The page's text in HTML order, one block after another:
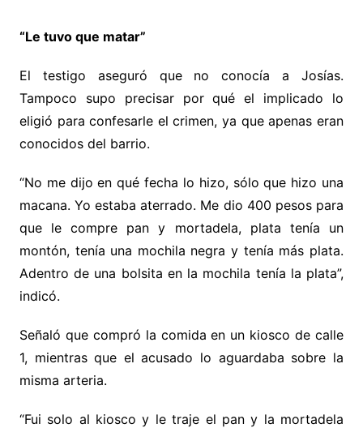
“Le tuvo que matar”
El testigo aseguró que no conocía a Josías.
Tampoco supo precisar por qué el implicado lo
eligió para confesarle el crimen, ya que apenas eran
conocidos del barrio.
“No me dijo en qué fecha lo hizo, sólo que hizo una
macana. Yo estaba aterrado. Me dio 400 pesos para
que le compre pan y mortadela, plata tenía un
montón, tenía una mochila negra y tenía más plata.
Adentro de una bolsita en la mochila tenía la plata”,
indicó.
Señaló que compró la comida en un kiosco de calle
1, mientras que el acusado lo aguardaba sobre la
misma arteria.
“Fui solo al kiosco y le traje el pan y la mortadela